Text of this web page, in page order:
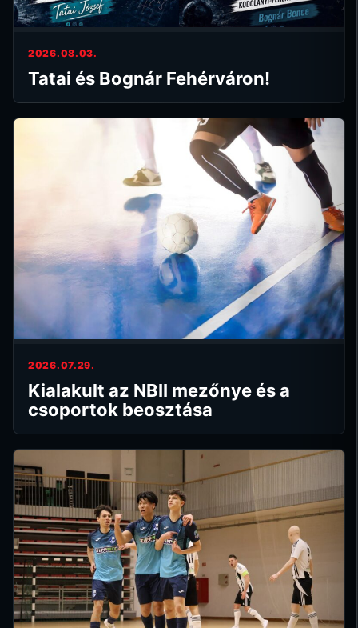
2026.08.03.
Tatai és Bognár Fehérváron!
2026.07.29.
Kialakult az NBII mezőnye és a
csoportok beosztása